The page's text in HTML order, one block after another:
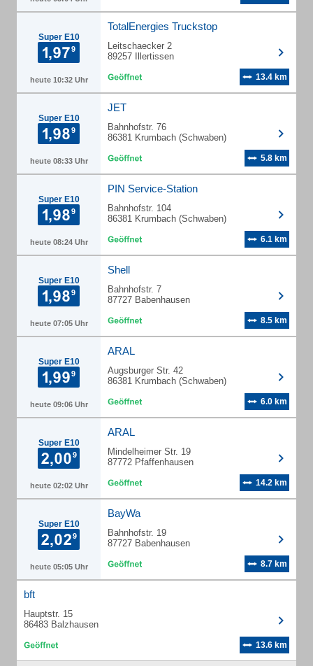
Super E10
heute 10:32 Uhr
TotalEnergies Truckstop
Leitschaecker 2
89257 Illertissen
13.4 km
Super E10
heute 08:33 Uhr
JET
Bahnhofstr. 76
86381 Krumbach (Schwaben)
5.8 km
Super E10
heute 08:24 Uhr
PIN Service-Station
Bahnhofstr. 104
86381 Krumbach (Schwaben)
6.1 km
Super E10
heute 07:05 Uhr
Shell
Bahnhofstr. 7
87727 Babenhausen
8.5 km
Super E10
heute 09:06 Uhr
ARAL
Augsburger Str. 42
86381 Krumbach (Schwaben)
6.0 km
Super E10
heute 02:02 Uhr
ARAL
Mindelheimer Str. 19
87772 Pfaffenhausen
14.2 km
Super E10
heute 05:05 Uhr
BayWa
Bahnhofstr. 19
87727 Babenhausen
8.7 km
bft
Hauptstr. 15
86483 Balzhausen
13.6 km